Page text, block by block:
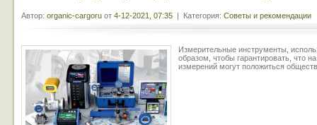
Автор: organic-cargoru от 4-12-2021, 07:35 | Категория: Советы и рекомендации
Измерительные инструменты,
образом, чтобы гарантировать, что
измерений могут положиться